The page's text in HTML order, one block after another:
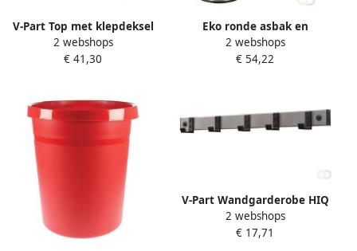
V-Part Top met klepdeksel
voor modulaire
afvalscheidingsunit 60 liter
2 webshops
€ 41,30
Eko ronde asbak en
papiermand met
gegalvaniseerde
2 webshops
€ 54,22
V-Part Wandgarderobe HIQ
5 haken
2 webshops
€ 17,71